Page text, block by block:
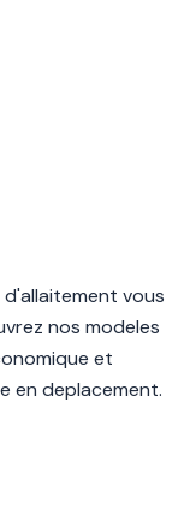
vous
nos modeles
et
en deplacement.